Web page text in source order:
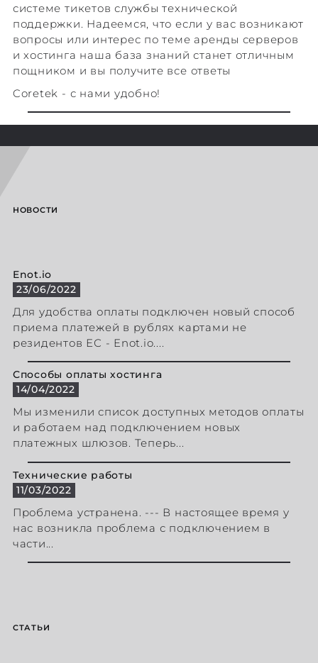
системе тикетов службы технической
поддержки. Надеемся, что если у вас возникают
вопросы или интерес по теме аренды серверов
и хостинга наша база знаний станет отличным
пощником и вы получите все ответы
Coretek - с нами удобно!
НОВОСТИ
Enot.io
23/06/2022
Для удобства оплаты подключен новый способ
приема платежей в рублях картами не
резидентов ЕС - Enot.io....
Способы оплаты хостинга
14/04/2022
Мы изменили список доступных методов оплаты
и работаем над подключением новых
платежных шлюзов. Теперь...
Технические работы
11/03/2022
Проблема устранена. --- В настоящее время у
нас возникла проблема с подключением в
части...
СТАТЬИ